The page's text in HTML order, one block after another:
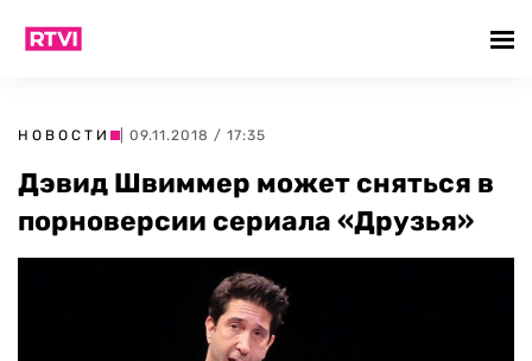
НОВОСТИ | 09.11.2018 / 17:35
Дэвид Швиммер может сняться в
порноверсии сериала «Друзья»